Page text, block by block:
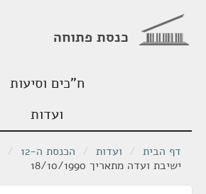
כנסת פתוחה
ח"כים וסיעות
ועדות
דף הבית / ועדות / הכנסת ה-12 /
ישיבת ועדה מתאריך 18/10/1990